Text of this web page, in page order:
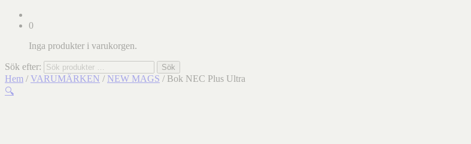
0
Inga produkter i varukorgen.
Sök efter: Sök
Hem / VARUMÄRKEN / NEW MAGS / Bok NEC Plus Ultra
🔍